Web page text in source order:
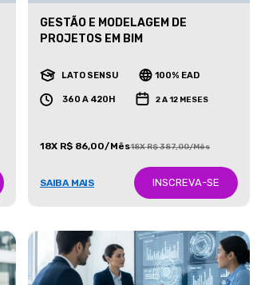
GESTÃO E MODELAGEM DE
PROJETOS EM BIM
LATO SENSU 100% EAD
360 A 420H 2 A 12 MESES
18X R$ 86,00/Mês18X R$ 387,00/Mês
SAIBA MAIS INSCREVA-SE